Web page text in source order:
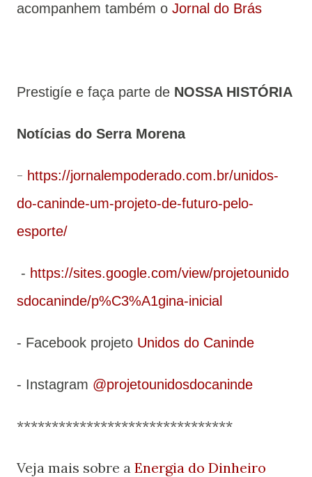
acompanhem também o Jornal do Brás
Prestigíe e faça parte de NOSSA HISTÓRIA
Notícias do Serra Morena
- https://jornalempoderado.com.br/unidos-
do-caninde-um-projeto-de-futuro-pelo-
esporte/
- https://sites.google.com/view/projetounido
sdocaninde/p%C3%A1gina-inicial
- Facebook projeto Unidos do Caninde
- Instagram @projetounidosdocaninde
*******************************
Veja mais sobre a Energia do Dinheiro